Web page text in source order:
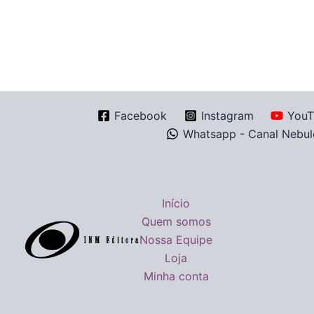
Facebook Instagram
Whatsapp - Canal
Início
Quem somos
Nossa Equipe
Loja
Minha conta